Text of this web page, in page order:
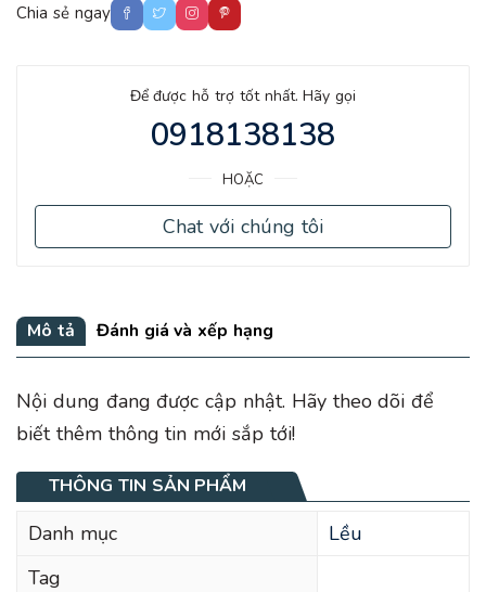
Chia sẻ ngay
Để được hỗ trợ tốt nhất. Hãy gọi
0918138138
HOẶC
Chat với chúng tôi
Mô tả Đánh giá và xếp hạng
Nội dung đang được cập nhật. Hãy theo dõi để
biết thêm thông tin mới sắp tới!
THÔNG TIN SẢN PHẨM
Danh mục
Lều
Tag